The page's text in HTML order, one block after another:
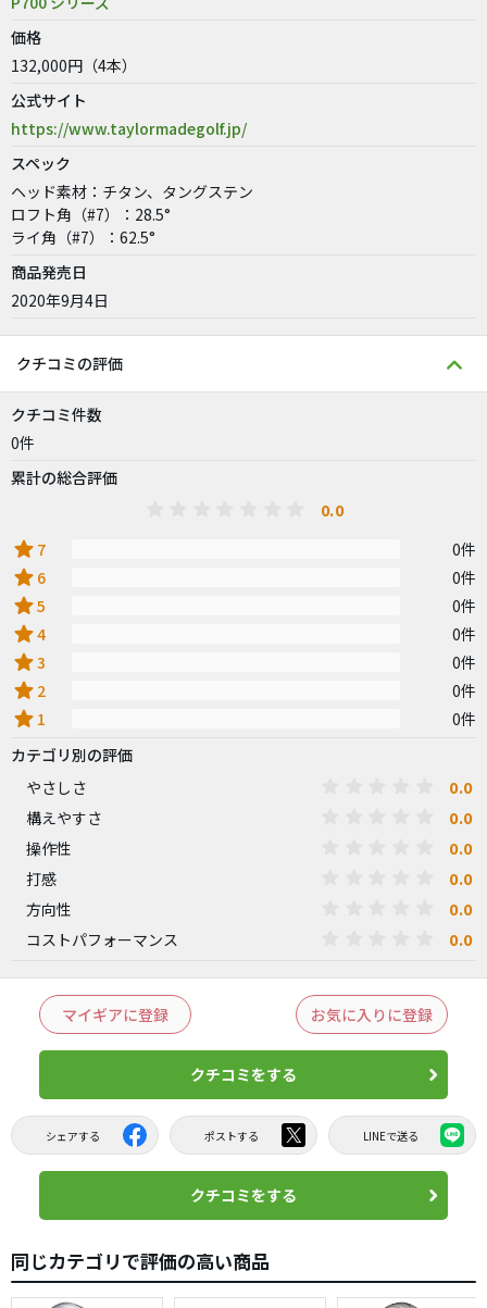
価格
132,000円（4本）
公式サイト
https://www.taylormadegolf.jp/
スペック
ヘッド素材：チタン、タングステン
ロフト角（#7）：28.5°
ライ角（#7）：62.5°
商品発売日
2020年9月4日
クチコミの評価
クチコミ件数
0件
累計の総合評価
0.0
star 7 0件
star 6 0件
star5 0件
star4 0件
star3 0件
star 2 0件
star 1
0件
カテゴリ別の評価
やさしさ
0.0
構えやすさ 0.0
操作性 0.0
打感 0.0
方向性 0.0
コストパフォーマンス 0.0
マイギアに登録 お気に入りに登録
クチコミをする
シェアする ポストする LINEで送る
クチコミをする
同じカテゴリで評価の高い商品